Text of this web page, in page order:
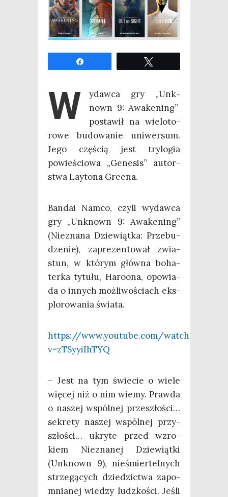
W
ydaw­ca gry „Unk­
nown 9: Awa­ke­ning”
posta­wił na wie­lo­to­
ro­we budo­wa­nie uni­wer­sum.
Jego czę­ścią jest try­lo­gia
powie­ścio­wa „Gene­sis” autor­
stwa Lay­to­na Greena.
Ban­dai Namco, czy­li wydaw­ca
gry „Unk­nown 9: Awa­ke­ning”
(Nie­zna­na Dzie­wiąt­ka: Prze­bu­
dze­nie), zapre­zen­to­wał zwia­
stun, w któ­rym głów­na boha­
ter­ka tytu­łu, Haro­ona, opo­wia­
da o innych moż­li­wo­ściach eks­
plo­ro­wa­nia świata.
https://www.youtube.com/watch?
v=zTSyyiIhTYQ
– Jest na tym świe­cie o wie­le
wię­cej niż o nim wie­my. Praw­da
o naszej wspól­nej prze­szło­ści…
sekre­ty naszej wspól­nej przy­
szło­ści… ukry­te przed wzro­
kiem Nie­zna­nej Dzie­wiąt­ki
(Unk­nown 9), nie­śmier­tel­nych
strze­gą­cych dzie­dzic­twa zapo­
mnia­nej wie­dzy ludz­ko­ści. Jeśli